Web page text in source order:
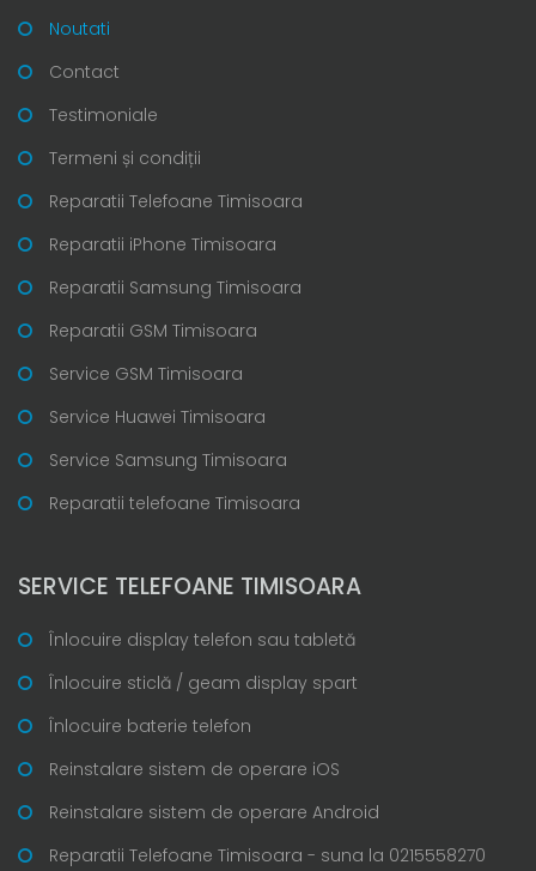
Noutati
Contact
Testimoniale
Termeni și condiții
Reparatii Telefoane Timisoara
Reparatii iPhone Timisoara
Reparatii Samsung Timisoara
Reparatii GSM Timisoara
Service GSM Timisoara
Service Huawei Timisoara
Service Samsung Timisoara
Reparatii telefoane Timisoara
SERVICE TELEFOANE TIMISOARA
Înlocuire display telefon sau tabletă
Înlocuire sticlă / geam display spart
Înlocuire baterie telefon
Reinstalare sistem de operare iOS
Reinstalare sistem de operare Android
Reparatii Telefoane Timisoara - suna la 0215558270